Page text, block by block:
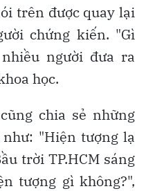
trên được quay lại
chứng kiến. "Gì
người đưa ra
học.
chia sẻ những
"Hiện tượng lạ
trời TP.HCM sáng
tượng gì không?",